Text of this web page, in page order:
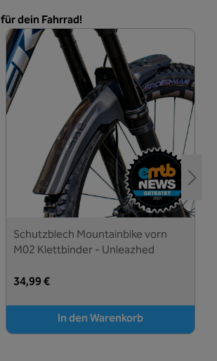
dein Fahrrad!
Schutzblech Mountainbike vorn
M02 Klettbinder - Unleazhed
34,99 €
In den Warenkorb